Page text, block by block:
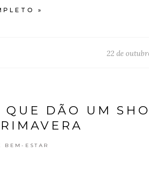
»
22 de
DÃO UM
BEM-ESTAR